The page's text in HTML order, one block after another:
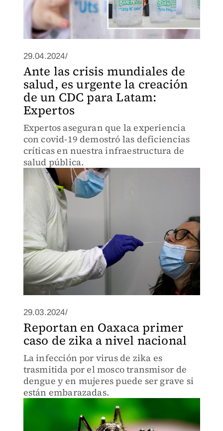
29.04.2024/
Ante las crisis mundiales de
salud, es urgente la creación
de un CDC para Latam:
Expertos
Expertos aseguran que la experiencia
con covid-19 demostró las deficiencias
críticas en nuestra infraestructura de
salud pública.
29.03.2024/
Reportan en Oaxaca primer
caso de zika a nivel nacional
La infección por virus de zika es
trasmitida por el mosco transmisor de
dengue y en mujeres puede ser grave si
están embarazadas.